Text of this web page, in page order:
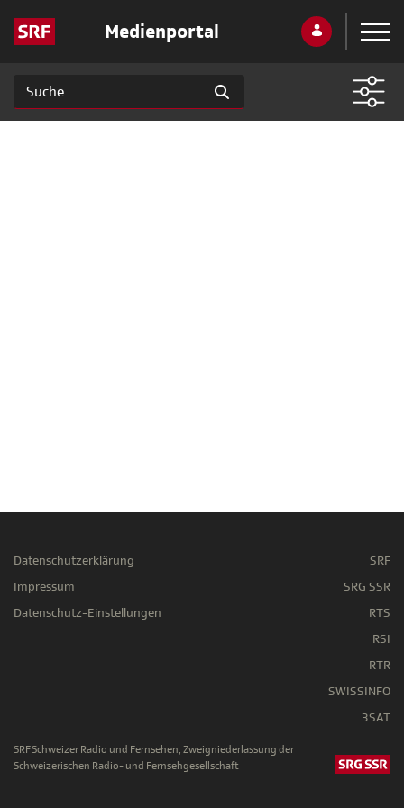
Medienportal
Datenschutzerklärung
Impressum
Datenschutz-Einstellungen
SRF
SRG SSR
RTS
RSI
RTR
SWISSINFO
3SAT
SRF Schweizer Radio und Fernsehen, Zweigniederlassung der
Schweizerischen Radio- und Fernsehgesellschaft